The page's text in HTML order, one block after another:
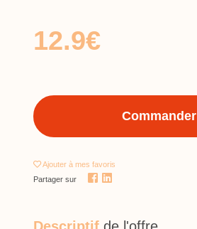
12.9€
Commander
Ajouter à mes favoris
Partager sur